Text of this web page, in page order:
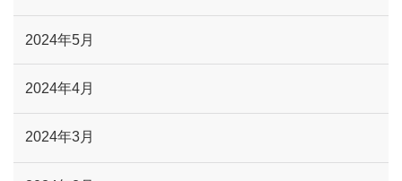
2024年5月
2024年4月
2024年3月